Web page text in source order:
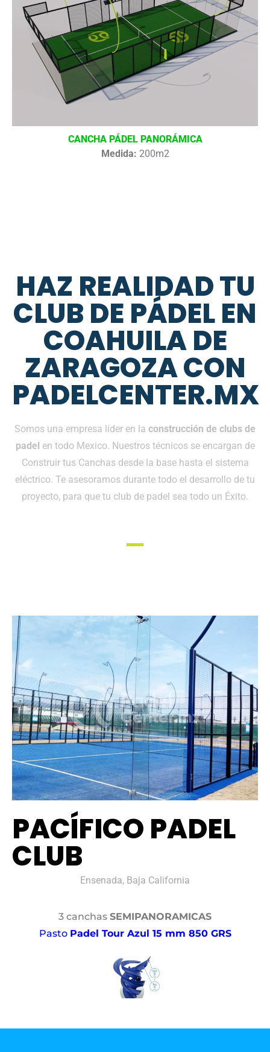
CANCHA PÁDEL PANORÁMICA
Medida: 200m2
HAZ REALIDAD TU
CLUB DE PÁDEL EN
COAHUILA DE
ZARAGOZA CON
PADELCENTER.MX
Somos una empresa líder en la construcción de clubs de
padel en todo Mexico. Nuestros técnicos se encargan de
Construir tus Canchas desde la base hasta el sistema
eléctrico. Te asesoramos durante todo el desarrollo de tu
proyecto, para que tu club de padel sea todo un Éxito.
PACÍFICO PADEL
CLUB
Ensenada, Baja California
3 canchas SEMIPANORAMICAS
Pasto Padel Tour Azul 15 mm 850 GRS